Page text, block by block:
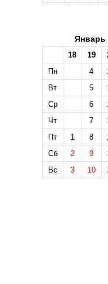
Январь
18 19
Пн
4
Вт
5
Ср
6
Чт
7
Пт
1 8
Сб
2 9
Вс
3 10